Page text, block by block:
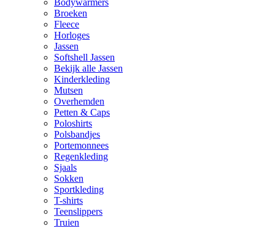
Bodywarmers
Broeken
Fleece
Horloges
Jassen
Softshell Jassen
Bekijk alle Jassen
Kinderkleding
Mutsen
Overhemden
Petten & Caps
Poloshirts
Polsbandjes
Portemonnees
Regenkleding
Sjaals
Sokken
Sportkleding
T-shirts
Teenslippers
Truien